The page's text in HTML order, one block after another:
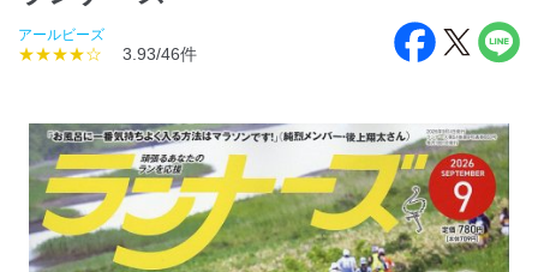
アールビーズ
★★★★☆ 3.93/46件